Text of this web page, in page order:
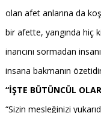
olan afet anlarına da
bir afette, yangında hiç
inancını sormadan
insana bakmanın
“İŞTE BÜTÜNCÜL
“Sizin mesleğinizi